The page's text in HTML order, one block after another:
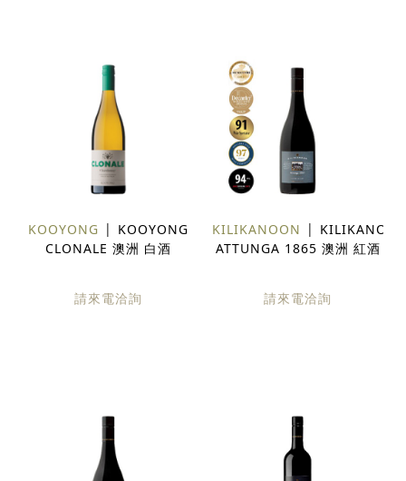
KOOYONG
KOOYONG
CLONALE 澳洲 白酒
請來電洽詢
KILIKANOON
ATTUNGA 1865 澳洲 紅酒
請來電洽詢